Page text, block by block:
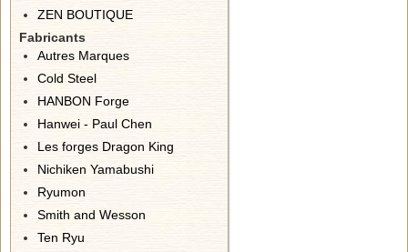
ZEN BOUTIQUE
Fabricants
Autres Marques
Cold Steel
HANBON Forge
Hanwei - Paul Chen
Les forges Dragon King
Nichiken Yamabushi
Ryumon
Smith and Wesson
Ten Ryu